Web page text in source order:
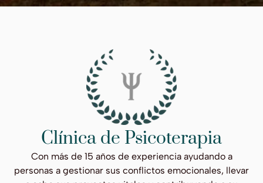
Con más de 15 años de experiencia ayudando a
personas a gestionar sus conflictos emocionales, llevar
Clínica de Psicoterapia